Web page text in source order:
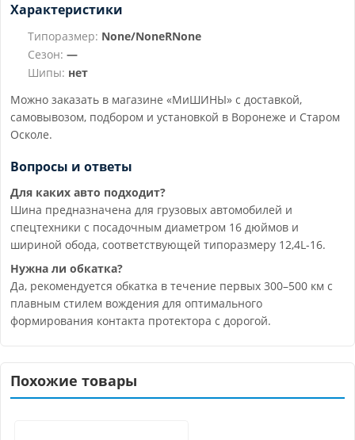
Характеристики
Типоразмер: None/NoneRNone
Сезон: —
Шипы: нет
Можно заказать в магазине «МиШИНЫ» с доставкой,
самовывозом, подбором и установкой в Воронеже и Старом
Осколе.
Вопросы и ответы
Для каких авто подходит?
Шина предназначена для грузовых автомобилей и
спецтехники с посадочным диаметром 16 дюймов и
шириной обода, соответствующей типоразмеру 12,4L-16.
Нужна ли обкатка?
Да, рекомендуется обкатка в течение первых 300–500 км с
плавным стилем вождения для оптимального
формирования контакта протектора с дорогой.
Похожие товары